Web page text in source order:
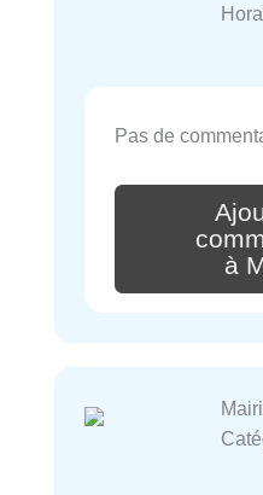
Pas de
à